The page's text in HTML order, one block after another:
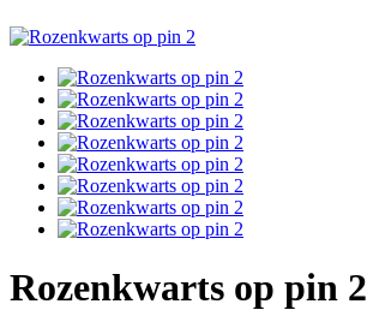
Rozenkwarts op pin 2